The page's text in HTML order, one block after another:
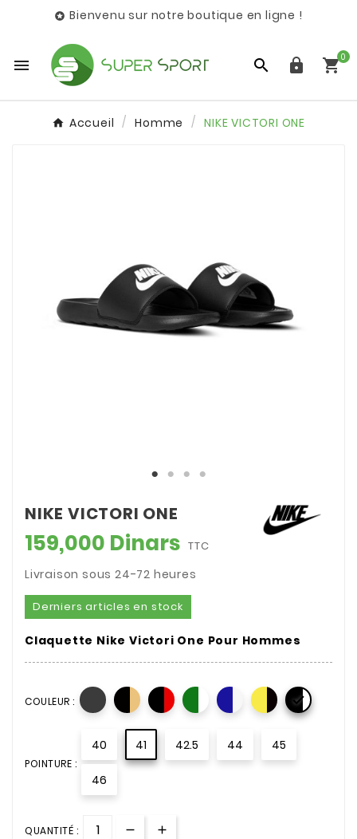
 Bienvenu sur notre boutique en ligne !
   0
Accueil Homme NIKE VICTORI ONE
NIKE VICTORI ONE
159,000 Dinars TTC
Livraison sous 24-72 heures
Derniers articles en stock
Claquette Nike Victori One Pour Hommes
COULEUR : 
POINTURE :
40 41 42.5 44 45
46
QUANTITÉ :